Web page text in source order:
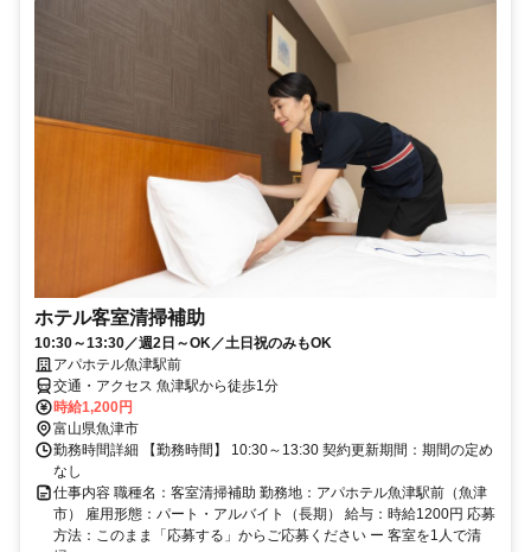
ホテル客室清掃補助
10:30～13:30／週2日～OK／土日祝のみもOK
アパホテル魚津駅前
交通・アクセス 魚津駅から徒歩1分
時給1,200円
富山県魚津市
勤務時間詳細 【勤務時間】 10:30～13:30 契約更新期間：期間の定め
なし
仕事内容 職種名：客室清掃補助 勤務地：アパホテル魚津駅前（魚津
市） 雇用形態：パート・アルバイト（長期） 給与：時給1200円 応募
方法：このまま「応募する」からご応募ください ー 客室を1人で清